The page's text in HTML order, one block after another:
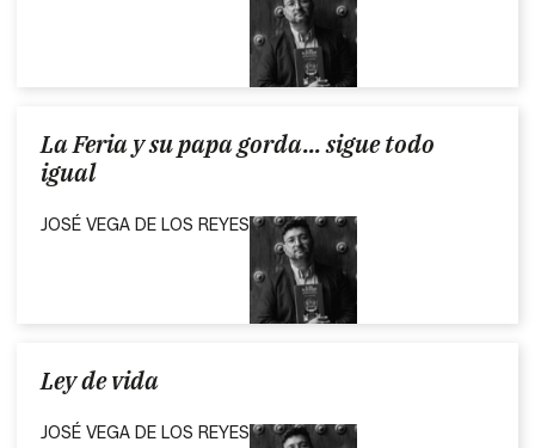
La Feria y su papa gorda... sigue todo
igual
JOSÉ VEGA DE LOS REYES
Ley de vida
JOSÉ VEGA DE LOS REYES